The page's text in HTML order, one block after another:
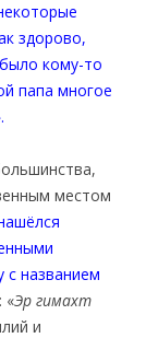
здорово,
кому-то
папа многое
местом
с названием
: «Эр гимахт
и